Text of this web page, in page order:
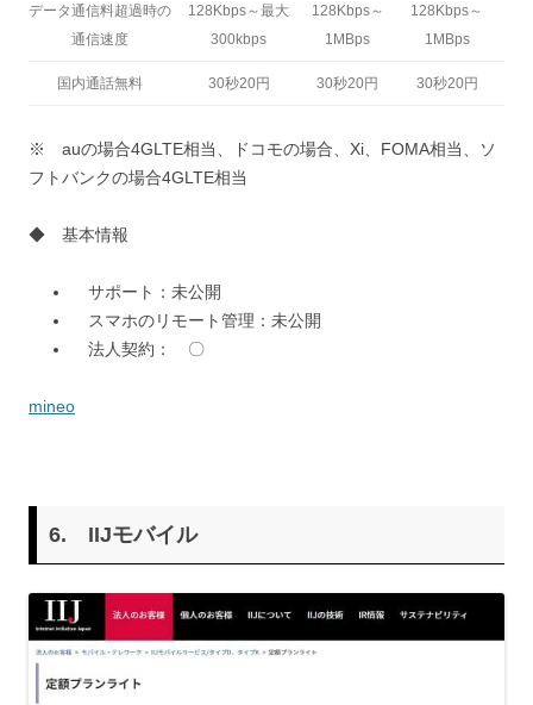
データ通信料超過時の
通信速度
128Kbps～最大
300kbps
128Kbps～
1MBps
128Kbps～
1MBps
国内通話無料 30秒20円 30秒20円 30秒20円
※ auの場合4GLTE相当、ドコモの場合、Xi、FOMA相当、ソ
フトバンクの場合4GLTE相当
◆ 基本情報
サポート：未公開
スマホのリモート管理：未公開
法人契約： 〇
mineo
6. IIJモバイル